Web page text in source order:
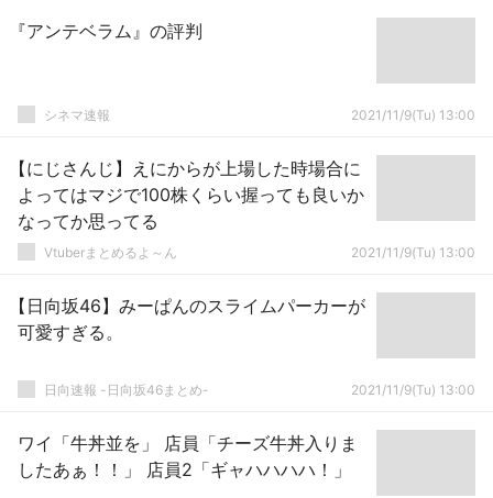
『アンテベラム』の評判
シネマ速報 2021/11/9(Tu) 13:00
【にじさんじ】えにからが上場した時場合に
よってはマジで100株くらい握っても良いか
なってか思ってる
Vtuberまとめるよ～ん 2021/11/9(Tu) 13:00
【日向坂46】みーぱんのスライムパーカーが
可愛すぎる。
日向速報 -日向坂46まとめ- 2021/11/9(Tu) 13:00
ワイ「牛丼並を」 店員「チーズ牛丼入りま
したあぁ！！」 店員2「ギャハハハハ！」